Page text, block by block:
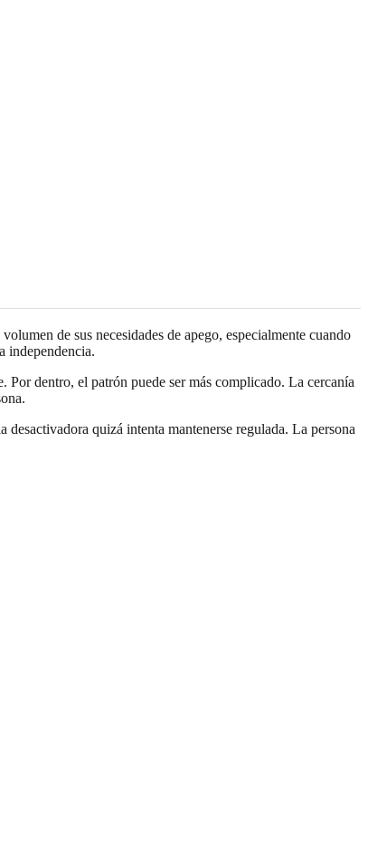
de sus necesidades de apego, especialmente cuando
independencia.
dentro, el patrón puede ser más complicado. La cercanía
quizá intenta mantenerse regulada. La persona